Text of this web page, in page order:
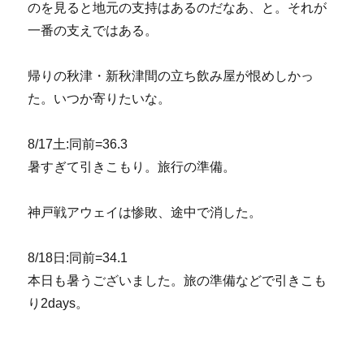
のを見ると地元の支持はあるのだなあ、と。それが
一番の支えではある。
帰りの秋津・新秋津間の立ち飲み屋が恨めしかっ
た。いつか寄りたいな。
8/17土:同前=36.3
暑すぎて引きこもり。旅行の準備。
神戸戦アウェイは惨敗、途中で消した。
8/18日:同前=34.1
本日も暑うございました。旅の準備などで引きこも
り2days。